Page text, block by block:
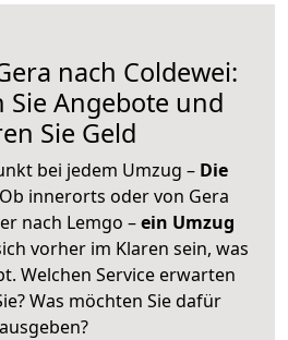
nach Coldewei:
Sie Angebote und
Sie Geld
bei jedem Umzug – Die
Ob innerorts oder von Gera
nach Lemgo –ein Umzug
vorher im Klaren sein, was
Welchen Service erwarten
Was möchten Sie dafür
ausgeben?